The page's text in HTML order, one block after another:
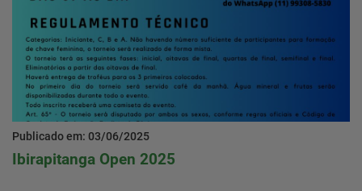
Publicado em: 03/06/2025
Ibirapitanga Open 2025